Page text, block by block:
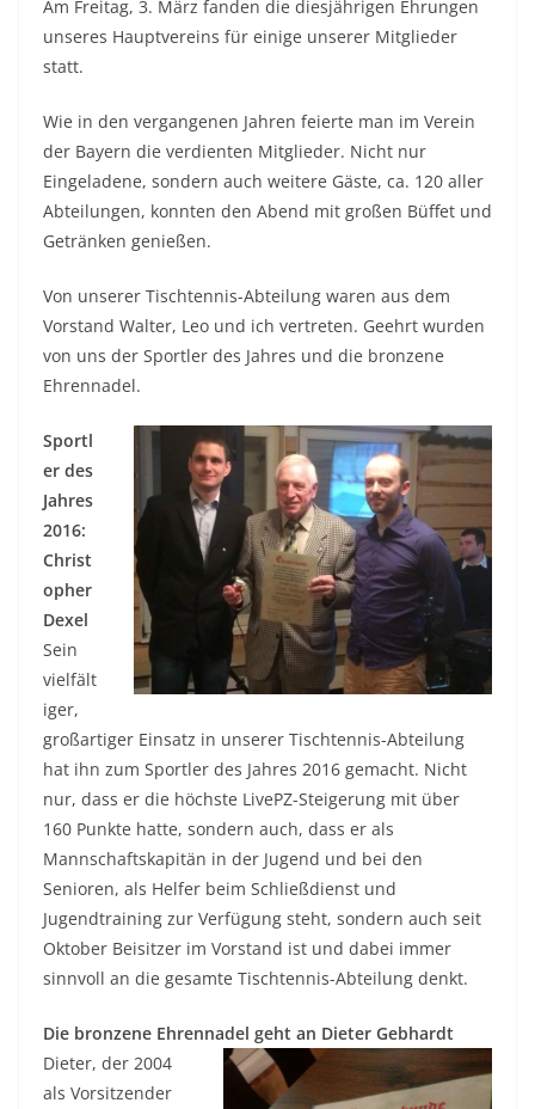
Am Freitag, 3. März fanden die diesjährigen Ehrungen
unseres Hauptvereins für einige unserer Mitglieder
statt.
Wie in den vergangenen Jahren feierte man im Verein
der Bayern die verdienten Mitglieder. Nicht nur
Eingeladene, sondern auch weitere Gäste, ca. 120 aller
Abteilungen, konnten den Abend mit großen Büffet und
Getränken genießen.
Von unserer Tischtennis-Abteilung waren aus dem
Vorstand Walter, Leo und ich vertreten. Geehrt wurden
von uns der Sportler des Jahres und die bronzene
Ehrennadel.
Sportl
er des
Jahres
2016:
Christ
opher
Dexel
Sein
vielfält
iger,
großartiger Einsatz in unserer Tischtennis-Abteilung
hat ihn zum Sportler des Jahres 2016 gemacht. Nicht
nur, dass er die höchste LivePZ-Steigerung mit über
160 Punkte hatte, sondern auch, dass er als
Mannschaftskapitän in der Jugend und bei den
Senioren, als Helfer beim Schließdienst und
Jugendtraining zur Verfügung steht, sondern auch seit
Oktober Beisitzer im Vorstand ist und dabei immer
sinnvoll an die gesamte Tischtennis-Abteilung denkt.
Die bronzene Ehrennadel geht an Dieter Gebhardt
Dieter, der 2004
als Vorsitzender